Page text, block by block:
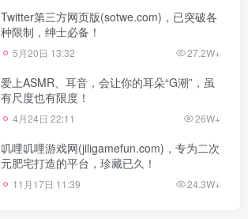
Twitter第三方网页版(sotwe.com)，已突破各
种限制，绅士必备！
5月20日 13:32 27.2W+
爱上ASMR、耳音，会让你的耳朵“G潮”，虽
有尺度也有限度！
4月24日 22:11 26W+
叽哩叽哩游戏网(jiligamefun.com)，专为二次
元肥宅打造的平台，珍藏已久！
11月17日 11:39 24.3W+